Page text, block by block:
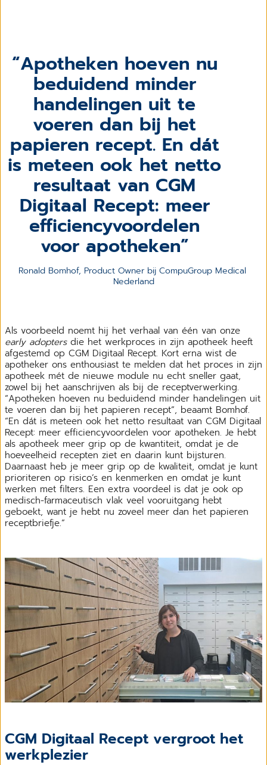
Apotheken hoeven nu
beduidend minder
handelingen uit te
voeren dan bij het
papieren recept. En dát
is meteen ook het netto
resultaat van CGM
Digitaal Recept: meer
efficiencyvoordelen
voor apotheken
Ronald Bomhof, Product Owner bij CompuGroup Medical
Nederland
Als voorbeeld noemt hij het verhaal van één van onze
early adoptersdie het werkproces in zijn apotheek heeft
afgestemd op CGM Digitaal Recept. Kort erna wist de
apotheker ons enthousiast te melden dat het proces in zijn
apotheek mét de nieuwe module nu echt sneller gaat,
zowel bij het aanschrijven als bij de receptverwerking.
“Apotheken hoeven nu beduidend minder handelingen uit
te voeren dan bij het papieren recept”, beaamt Bomhof.
“En dát is meteen ook het netto resultaat van CGM Digitaal
Recept: meer efficiencyvoordelen voor apotheken. Je hebt
als apotheek meer grip op de kwantiteit, omdat je de
hoeveelheid recepten ziet en daarin kunt bijsturen.
Daarnaast heb je meer grip op de kwaliteit, omdat je kunt
prioriteren op risico’s en kenmerken en omdat je kunt
werken met filters. Een extra voordeel is dat je ook op
medisch-farmaceutisch vlak veel vooruitgang hebt
geboekt, want je hebt nu zoveel meer dan het papieren
receptbriefje.”
CGM Digitaal Recept vergroot het
werkplezier